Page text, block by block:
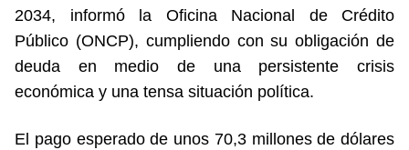
2034, informó la Oficina Nacional de Crédito
Público (ONCP), cumpliendo con su obligación de
deuda en medio de una persistente crisis
económica y una tensa situación política.
El pago esperado de unos 70,3 millones de dólares